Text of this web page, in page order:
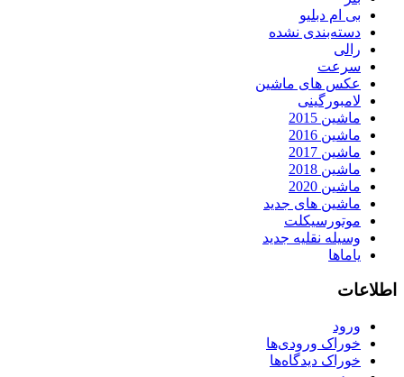
بی ام دبلیو
دسته‌بندی نشده
رالی
سرعت
عکس های ماشین
لامبورگینی
ماشین 2015
ماشین 2016
ماشین 2017
ماشین 2018
ماشین 2020
ماشین های جدید
موتورسیکلت
وسیله نقلیه جدید
یاماها
اطلاعات
ورود
خوراک ورودی‌ها
خوراک دیدگاه‌ها